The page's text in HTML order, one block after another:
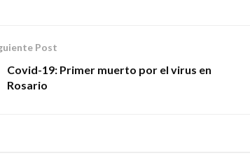
Post
Covid-19: Primer muerto por el virus en
Rosario